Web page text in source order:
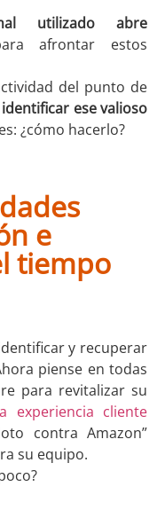
utilizado abre
afrontar estos
del punto de
ese valioso
¿cómo hacerlo?
e
tiempo
y recuperar
piense en todas
para revitalizar su
experiencia cliente
contra Amazon”
su equipo.